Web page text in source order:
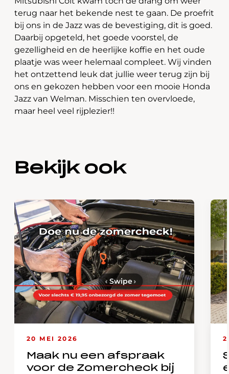
terug naar het bekende nest te gaan. De proefrit
bij ons in de Jazz was de bevestiging, dit is goed.
Daarbij opgeteld, het goede voorstel, de
gezelligheid en de heerlijke koffie en het oude
plaatje was weer helemaal compleet. Wij vinden
het ontzettend leuk dat jullie weer terug zijn bij
ons en gekozen hebben voor een mooie Honda
Jazz van Welman. Misschien ten overvloede,
maar heel veel rijplezier!!
Bekijk ook
20 MEI 2026
Maak nu een afspraak
voor de Zomercheck bij
‹ Swipe›